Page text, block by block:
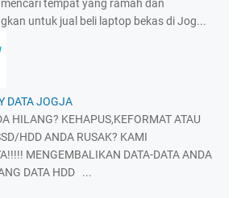
tempat yang ramah dan
untuk jual beli laptop bekas di Jog...
DATA JOGJA
HILANG? KEHAPUS,KEFORMAT ATAU
HDD ANDA RUSAK? KAMI
MENGEMBALIKAN DATA-DATA ANDA
DATA HDD ...